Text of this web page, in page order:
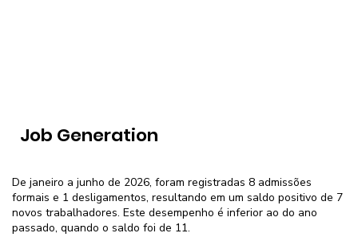
Job Generation
De janeiro a junho de 2026, foram registradas 8 admissões
formais e 1 desligamentos, resultando em um saldo positivo de 7
novos trabalhadores. Este desempenho é inferior ao do ano
passado, quando o saldo foi de 11.